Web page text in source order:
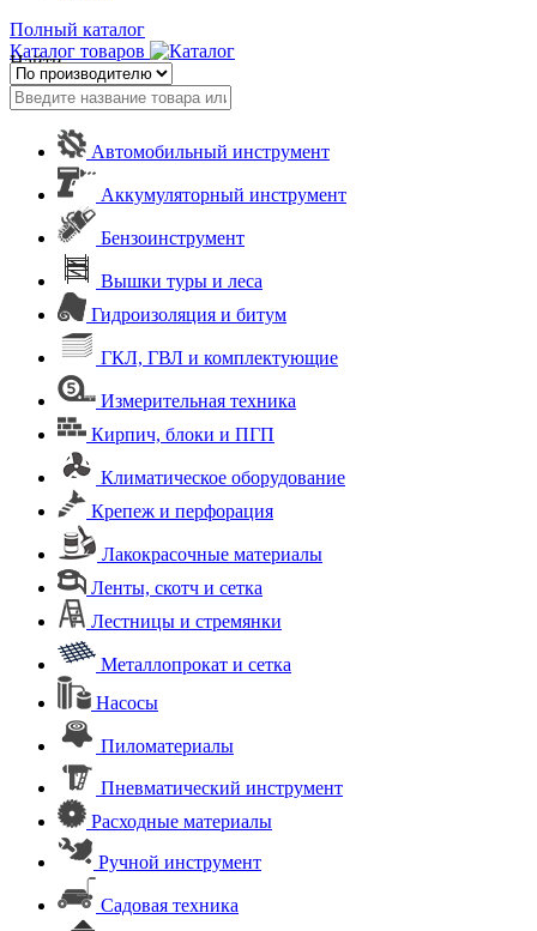
Полный каталог
Каталог товаров
Найти
Автомобильный инструмент
Аккумуляторный инструмент
Бензоинструмент
Вышки туры и леса
Гидроизоляция и битум
ГКЛ, ГВЛ и комплектующие
Измерительная техника
Кирпич, блоки и ПГП
Климатическое оборудование
Крепеж и перфорация
Лакокрасочные материалы
Ленты, скотч и сетка
Лестницы и стремянки
Металлопрокат и сетка
Насосы
Пиломатериалы
Пневматический инструмент
Расходные материалы
Ручной инструмент
Садовая техника